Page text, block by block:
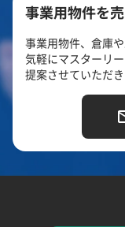
事業用物件を
事業用物件、倉庫
気軽にマスターリ
提案させていただき